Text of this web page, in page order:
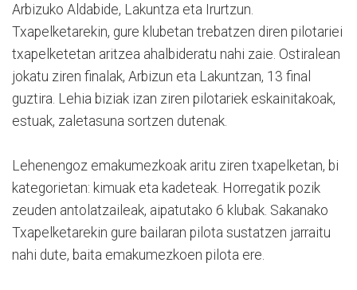
Arbizuko Aldabide, Lakuntza eta Irurtzun.
Txapelketarekin, gure klubetan trebatzen diren pilotariei
txapelketetan aritzea ahalbideratu nahi zaie. Ostiralean
jokatu ziren finalak, Arbizun eta Lakuntzan, 13 final
guztira. Lehia biziak izan ziren pilotariek eskainitakoak,
estuak, zaletasuna sortzen dutenak.
Lehenengoz emakumezkoak aritu ziren txapelketan, bi
kategorietan: kimuak eta kadeteak. Horregatik pozik
zeuden antolatzaileak, aipatutako 6 klubak. Sakanako
Txapelketarekin gure bailaran pilota sustatzen jarraitu
nahi dute, baita emakumezkoen pilota ere.